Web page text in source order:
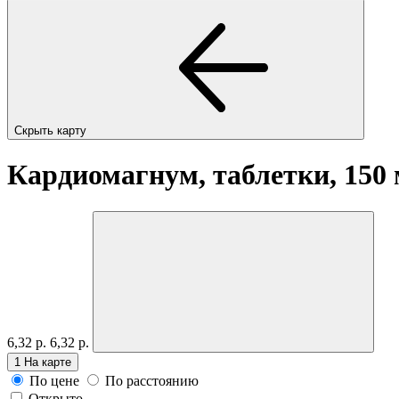
Скрыть карту
Кардиомагнум, таблетки, 150
6,32 р. 6,32 р.
1 На карте
По цене
По расстоянию